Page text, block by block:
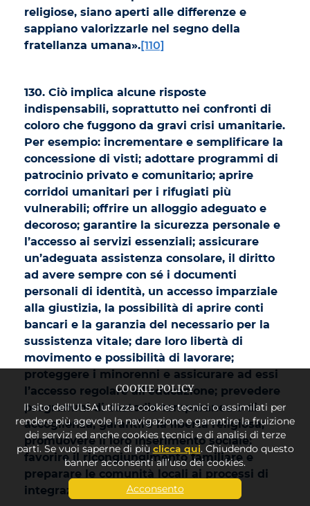
religiose, siano aperti alle differenze e
sappiano valorizzarle nel segno della
fratellanza umana».[110]
130. Ciò implica alcune risposte
indispensabili, soprattutto nei confronti di
coloro che fuggono da gravi crisi umanitarie.
Per esempio: incrementare e semplificare la
concessione di visti; adottare programmi di
patrocinio privato e comunitario; aprire
corridoi umanitari per i rifugiati più
vulnerabili; offrire un alloggio adeguato e
decoroso; garantire la sicurezza personale e
l’accesso ai servizi essenziali; assicurare
un’adeguata assistenza consolare, il diritto
ad avere sempre con sé i documenti
personali di identità, un accesso imparziale
alla giustizia, la possibilità di aprire conti
bancari e la garanzia del necessario per la
sussistenza vitale; dare loro libertà di
movimento e possibilità di lavorare;
proteggere i minorenni e assicurare ad essi
l’accesso regolare all’educazione; prevedere
programmi di custodia temporanea o di
accoglienza; garantire la libertà religiosa;
promuovere il loro inserimento sociale;
favorire il ricongiungimento familiare e
preparare le comunità locali ai processi di
integrazione.
COOKIE POLICY
Il sito dell'ULSA utilizza cookies tecnici o assimilati per
rendere più agevole la navigazione e garantire la fruizione
dei servizi ed anche cookies tecnici e di analisi di terze
parti. Se vuoi saperne di piùclicca qui. Chiudendo questo
banner acconsenti all’uso dei cookies.
Acconsento